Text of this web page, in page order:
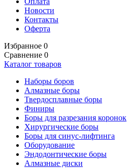
Новости
Контакты
Оферта
Избранное 0
Сравнение 0
Каталог товаров
Наборы боров
Алмазные боры
Твердосплавные боры
Финиры
Боры для разрезания коронок
Хирургические боры
Боры для синус-лифтинга
Оборудование
Эндодонтические боры
Алмазные диски